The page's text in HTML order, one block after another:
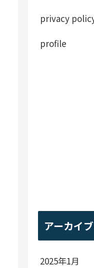
privacy
profile
アーカイブ
2025年1月